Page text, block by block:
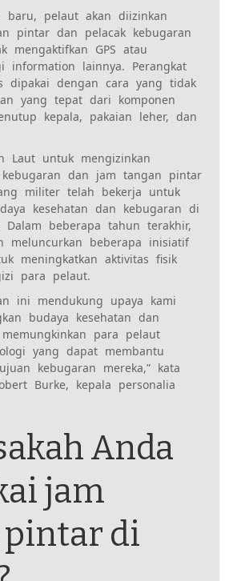
baru, pelaut akan diizinkan
pintar dan pelacak kebugaran
mengaktifkan GPS atau
information lainnya. Perangkat
dipakai dengan cara yang tidak
yang tepat dari komponen
kepala, pakaian leher, dan
Laut untuk mengizinkan
kebugaran dan jam tangan pintar
militer telah bekerja untuk
kesehatan dan kebugaran di
Dalam beberapa tahun terakhir,
meluncurkan beberapa inisiatif
meningkatkan aktivitas fisik
para pelaut.
ini mendukung upaya kami
budaya kesehatan dan
para pelaut
yang dapat membantu
kebugaran mereka,” kata
Burke, kepala personalia
Anda
jam
di